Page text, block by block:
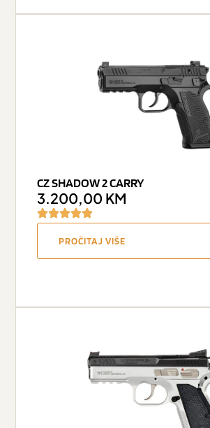
CZ SHADOW 2 CARRY
3.200,00 KM
PROČITAJ VIŠE